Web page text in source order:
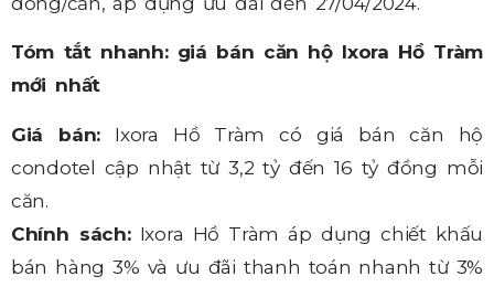
Tóm tắt nhanh: giá bán căn hộ Ixora Hồ Tràm
mới nhất
Giá bán:
Ixora Hồ Tràm có giá bán căn hộ
condotel cập nhật từ 3,2 tỷ đến 16 tỷ đồng mỗi
căn.
Chính sách: Ixora Hồ Tràm áp dụng chiết khấu
bán hàng 3% và ưu đãi thanh toán nhanh từ 3%